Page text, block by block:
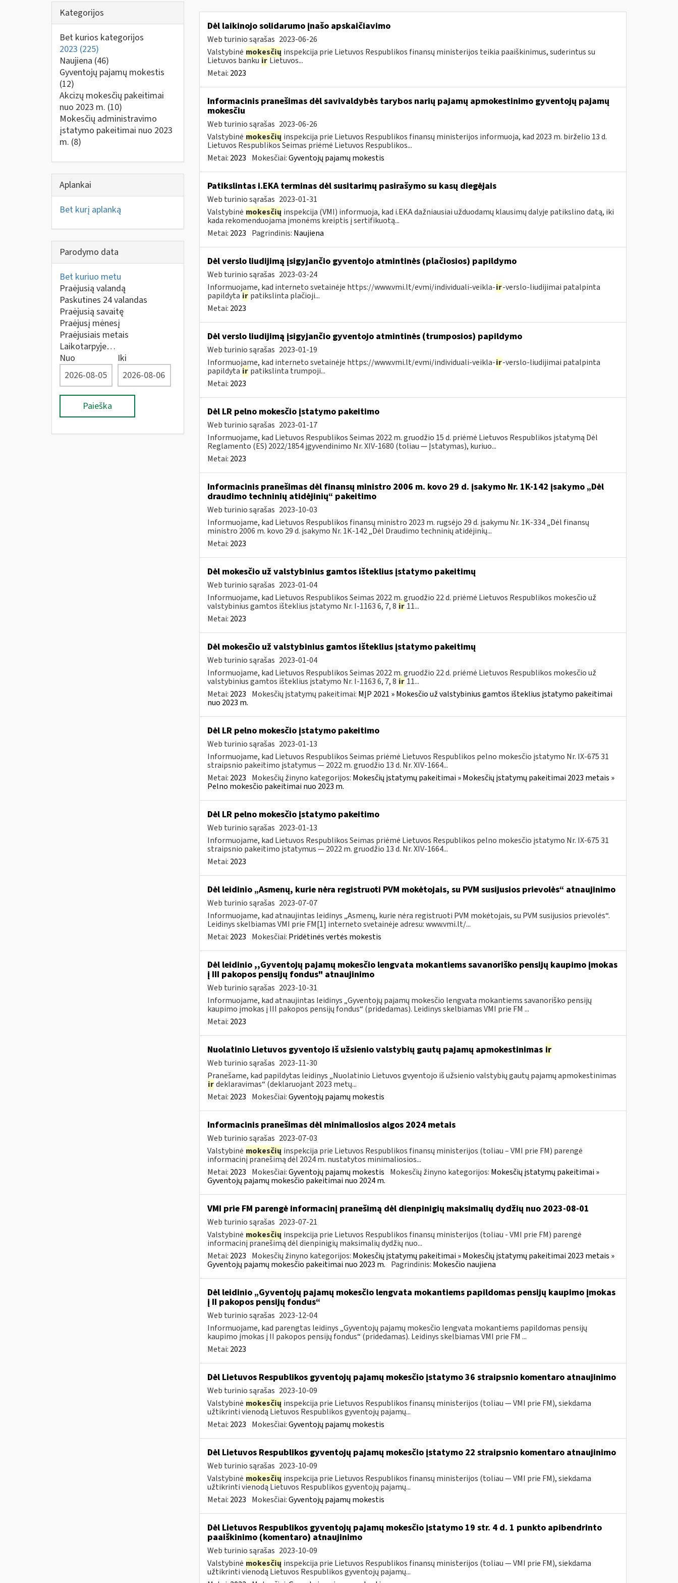
Kategorijos
Bet kurios kategorijos
2023 (225)
Naujiena (46)
Gyventojų pajamų mokestis
(12)
Akcizų mokesčių pakeitimai
nuo 2023 m. (10)
Mokesčių administravimo
įstatymo pakeitimai nuo 2023
m. (8)
Aplankai
Bet kurį aplanką
Parodymo data
Bet kuriuo metu
Praėjusią valandą
Paskutines 24 valandas
Praėjusią savaitę
Praėjusį mėnesį
Praėjusiais metais
Laikotarpyje…
Nuo
Iki
Paieška
Dėl laikinojo solidarumo įnašo apskaičiavimo
Web turinio sąrašas 2023-06-26
Valstybinė mokesčių inspekcija prie Lietuvos Respublikos finansų ministerijos teikia paaiškinimus, suderintus su
Lietuvos bankuirLietuvos...
Metai: 2023
Informacinis pranešimas dėl savivaldybės tarybos narių pajamų apmokestinimo gyventojų pajamų
mokesčiu
Web turinio sąrašas 2023-06-26
Valstybinė mokesčių inspekcija prie Lietuvos Respublikos finansų ministerijos informuoja, kad 2023 m. birželio 13 d.
Lietuvos Respublikos Seimas priėmė Lietuvos Respublikos...
Metai: 2023 Mokesčiai:Gyventojų pajamų mokestis
Patikslintas i.EKA terminas dėl susitarimų pasirašymo su kasų diegėjais
Web turinio sąrašas 2023-01-31
Valstybinė mokesčių inspekcija (VMI) informuoja, kad i.EKA dažniausiai užduodamų klausimų dalyje patikslino datą, iki
kada rekomenduojama įmonėms kreiptis į sertifikuotą...
Metai: 2023 Pagrindinis: Naujiena
Dėl verslo liudijimą įsigyjančio gyventojo atmintinės (plačiosios) papildymo
Web turinio sąrašas 2023-03-24
Informuojame, kad interneto svetainėje https://www.vmi.lt/evmi/individuali-veikla-ir-verslo-liudijimai patalpinta
papildyta ir patikslinta plačioji...
Metai: 2023
Dėl verslo liudijimą įsigyjančio gyventojo atmintinės (trumposios) papildymo
Web turinio sąrašas 2023-01-19
Informuojame, kad interneto svetainėje https://www.vmi.lt/evmi/individuali-veikla-ir-verslo-liudijimai patalpinta
papildyta ir patikslinta trumpoji...
Metai: 2023
Dėl LR pelno mokesčio įstatymo pakeitimo
Web turinio sąrašas 2023-01-17
Informuojame, kad Lietuvos Respublikos Seimas 2022 m. gruodžio 15 d. priėmė Lietuvos Respublikos įstatymą Dėl
Reglamento (ES) 2022/1854 įgyvendinimo Nr. XIV-1680 (toliau — Įstatymas), kuriuo...
Metai: 2023
Informacinis pranešimas dėl finansų ministro 2006 m. kovo 29 d. įsakymo Nr. 1K-142 įsakymo „Dėl
draudimo techninių atidėjinių“ pakeitimo
Web turinio sąrašas 2023-10-03
Informuojame, kad Lietuvos Respublikos finansų ministro 2023 m. rugsėjo 29 d. įsakymu Nr. 1K-334 „Dėl finansų
ministro 2006 m. kovo 29 d. įsakymo Nr. 1K-142 „Dėl Draudimo techninių atidėjinių...
Metai: 2023
Dėl mokesčio už valstybinius gamtos išteklius įstatymo pakeitimų
Web turinio sąrašas 2023-01-04
Informuojame, kad Lietuvos Respublikos Seimas 2022 m. gruodžio 22 d. priėmė Lietuvos Respublikos mokesčio už
valstybinius gamtos išteklius įstatymo Nr. I-1163 6, 7, 8 ir 11...
Metai: 2023
Dėl mokesčio už valstybinius gamtos išteklius įstatymo pakeitimų
Web turinio sąrašas 2023-01-04
Informuojame, kad Lietuvos Respublikos Seimas 2022 m. gruodžio 22 d. priėmė Lietuvos Respublikos mokesčio už
valstybinius gamtos išteklius įstatymo Nr. I-1163 6, 7, 8 ir 11...
Metai: 2023 Mokesčių įstatymų pakeitimai: MĮP 2021 » Mokesčio už valstybinius gamtos išteklius įstatymo pakeitimai
nuo 2023 m.
Dėl LR pelno mokesčio įstatymo pakeitimo
Web turinio sąrašas 2023-01-13
Informuojame, kad Lietuvos Respublikos Seimas priėmė Lietuvos Respublikos pelno mokesčio įstatymo Nr. IX-675 31
straipsnio pakeitimo įstatymus — 2022 m. gruodžio 13 d. Nr. XIV-1664...
Metai: 2023 Mokesčių žinyno kategorijos: Mokesčių įstatymų pakeitimai » Mokesčių įstatymų pakeitimai 2023 metais »
Pelno mokesčio pakeitimai nuo 2023 m.
Dėl LR pelno mokesčio įstatymo pakeitimo
Web turinio sąrašas 2023-01-13
Informuojame, kad Lietuvos Respublikos Seimas priėmė Lietuvos Respublikos pelno mokesčio įstatymo Nr. IX-675 31
straipsnio pakeitimo įstatymus — 2022 m. gruodžio 13 d. Nr. XIV-1664...
Metai: 2023
Dėl leidinio „Asmenų, kurie nėra registruoti PVM mokėtojais, su PVM susijusios prievolės“ atnaujinimo
Web turinio sąrašas 2023-07-07
Informuojame, kad atnaujintas leidinys „Asmenų, kurie nėra registruoti PVM mokėtojais, su PVM susijusios prievolės“.
Leidinys skelbiamas VMI prie FM[1] interneto svetainėje adresu: www.vmi.lt/...
Metai: 2023 Mokesčiai: Pridėtinės vertės mokestis
Dėl leidinio ,,Gyventojų pajamų mokesčio lengvata mokantiems savanoriško pensijų kaupimo įmokas
į III pakopos pensijų fondus" atnaujinimo
Web turinio sąrašas 2023-10-31
Informuojame, kad atnaujintas leidinys „Gyventojų pajamų mokesčio lengvata mokantiems savanoriško pensijų
kaupimo įmokas į III pakopos pensijų fondus“ (pridedamas). Leidinys skelbiamas VMI prie FM ...
Metai: 2023
Nuolatinio Lietuvos gyventojo iš užsienio valstybių gautų pajamų apmokestinimas ir
Web turinio sąrašas 2023-11-30
Pranešame, kad papildytas leidinys „Nuolatinio Lietuvos gvyentojo iš užsienio valstybių gautų pajamų apmokestinimas
ir deklaravimas“ (deklaruojant 2023 metų...
Metai: 2023 Mokesčiai:Gyventojų pajamų mokestis
Informacinis pranešimas dėl minimaliosios algos 2024 metais
Web turinio sąrašas 2023-07-03
Valstybinė mokesčių inspekcija prie Lietuvos Respublikos finansų ministerijos (toliau – VMI prie FM) parengė
informacinį pranešimą dėl 2024 m. nustatytos minimaliosios...
Metai: 2023 Mokesčiai:Gyventojų pajamų mokestis Mokesčių žinyno kategorijos: Mokesčių įstatymų pakeitimai »
Gyventojų pajamų mokesčio pakeitimai nuo 2024 m.
VMI prie FM parengė informacinį pranešimą dėl dienpinigių maksimalių dydžių nuo 2023-08-01
Web turinio sąrašas 2023-07-21
Valstybinė mokesčių inspekcija prie Lietuvos Respublikos finansų ministerijos (toliau - VMI prie FM) parengė
informacinį pranešimą dėl dienpinigių maksimalių dydžių nuo...
Metai: 2023 Mokesčių žinyno kategorijos: Mokesčių įstatymų pakeitimai » Mokesčių įstatymų pakeitimai 2023 metais »
Gyventojų pajamų mokesčio pakeitimai nuo 2023 m. Pagrindinis: Mokesčio naujiena
Dėl leidinio „Gyventojų pajamų mokesčio lengvata mokantiems papildomas pensijų kaupimo įmokas
į II pakopos pensijų fondus“
Web turinio sąrašas 2023-12-04
Informuojame, kad parengtas leidinys „Gyventojų pajamų mokesčio lengvata mokantiems papildomas pensijų
kaupimo įmokas į II pakopos pensijų fondus“ (pridedamas). Leidinys skelbiamas VMI prie FM ...
Metai: 2023
Dėl Lietuvos Respublikos gyventojų pajamų mokesčio įstatymo 36 straipsnio komentaro atnaujinimo
Web turinio sąrašas 2023-10-09
Valstybinė mokesčių inspekcija prie Lietuvos Respublikos finansų ministerijos (toliau — VMI prie FM), siekdama
užtikrinti vienodą Lietuvos Respublikos gyventojų pajamų...
Metai: 2023 Mokesčiai:Gyventojų pajamų mokestis
Dėl Lietuvos Respublikos gyventojų pajamų mokesčio įstatymo 22 straipsnio komentaro atnaujinimo
Web turinio sąrašas 2023-10-09
Valstybinė mokesčių inspekcija prie Lietuvos Respublikos finansų ministerijos (toliau — VMI prie FM), siekdama
užtikrinti vienodą Lietuvos Respublikos gyventojų pajamų...
Metai: 2023 Mokesčiai:Gyventojų pajamų mokestis
Dėl Lietuvos Respublikos gyventojų pajamų mokesčio įstatymo 19 str. 4 d. 1 punkto apibendrinto
paaiškinimo (komentaro) atnaujinimo
Web turinio sąrašas 2023-10-09
Valstybinė mokesčių inspekcija prie Lietuvos Respublikos finansų ministerijos (toliau — VMI prie FM), siekdama
užtikrinti vienodą Lietuvos Respublikos gyventojų pajamų...